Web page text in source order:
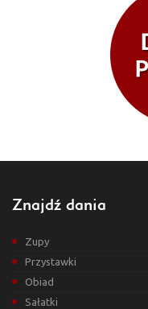
Znajdź dania
Zupy
Przystawki
Obiad
Sałatki